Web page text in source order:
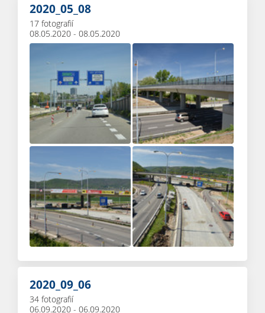
2020_05_08
17 fotografií
08.05.2020 - 08.05.2020
2020_09_06
34 fotografií
06.09.2020 - 06.09.2020